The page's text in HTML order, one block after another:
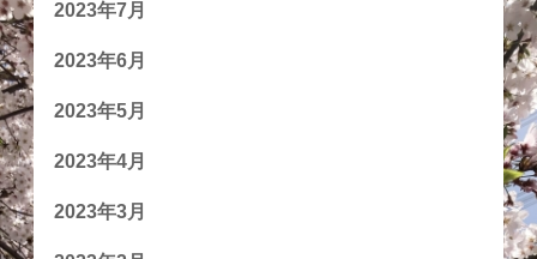
2023年7月
2023年6月
2023年5月
2023年4月
2023年3月